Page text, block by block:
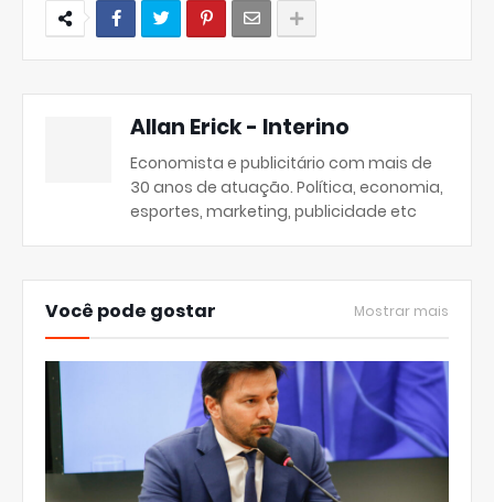
Allan Erick - Interino
Economista e publicitário com mais de
30 anos de atuação. Política, economia,
esportes, marketing, publicidade etc
Você pode gostar Mostrar mais